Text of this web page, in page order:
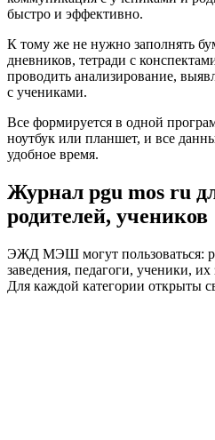
быстро и эффективно.
К тому же не нужно заполнять
дневников, тетради с
проводить анализирование,
с учениками.
Все формируется в одной
ноутбук или планшет, и все
удобное время.
Журнал pgu mos ru
родителей, учеников
ЭЖД МЭШ могут пользоваться:
заведения, педагоги, ученики,
Для каждой категории открыты